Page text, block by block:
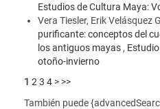
Estudios de Cultura Maya:
Vera Tiesler, Erik Velásquez
purificante: conceptos del
los antiguos mayas ,
otoño-invierno
1 2 3 4 > >>
También puede